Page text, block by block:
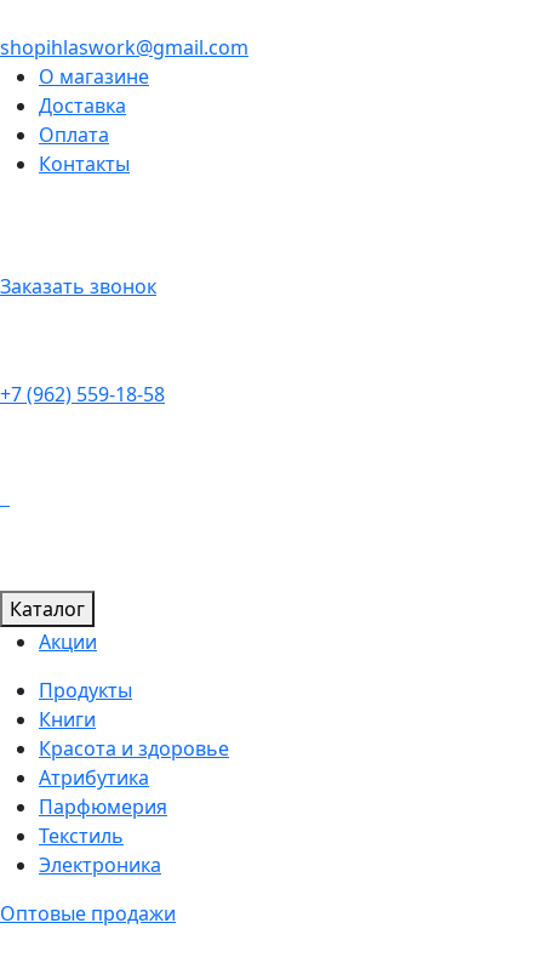
shopihlaswork@gmail.com
О магазине
Доставка
Оплата
Контакты
Заказать звонок
+7 (962) 559-18-58
Каталог
Акции
Продукты
Книги
Красота и здоровье
Атрибутика
Парфюмерия
Текстиль
Электроника
Оптовые продажи